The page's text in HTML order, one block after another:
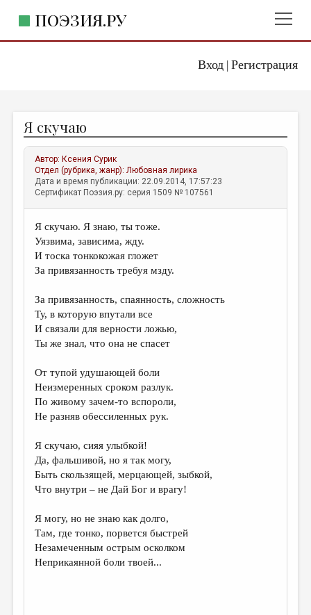
Вход| Регистрация
ПОЭЗИЯ.РУ
ЖАНРЫ
АВТОРЫ
КОММЕНТАРИИ
ЛИТСАЛОН
НОВОСТИ
ПРАВИЛА САЙТА
ИЗБРАННОЕ
ДАЙДЖЕСТ
ПЕРЕВОДЫ
КОНКУРСЫ
КНИЖНАЯ ПОЛКА
ОБЗОР ЛИТЕРАТУРЫ
ОБЪЯВЛЕНИЯ
КОЛОНКА РЕДАКТОРА
Я скучаю
Автор: Ксения Сурик
Отдел (рубрика, жанр):Любовная лирика
Дата и время публикации: 22.09.2014, 17:57:23
Сертификат Поэзия.ру: серия 1509 № 107561
Я скучаю. Я знаю, ты тоже.
Уязвима, зависима, жду.
И тоска тонкокожая гложет
За привязанность требуя мзду.
За привязанность, спаянность, сложность
Ту, в которую впутали все
И связали для верности ложью,
Ты же знал, что она не спасет
От тупой удушающей боли
Неизмеренных сроком разлук.
По живому зачем-то вспороли,
Не разняв обессиленных рук.
Я скучаю, сияя улыбкой!
Да, фальшивой, но я так могу,
Быть скользящей, мерцающей, зыбкой,
Что внутри – не Дай Бог и врагу!
Я могу, но не знаю как долго,
Там, где тонко, порвется быстрей
Незамеченным острым осколком
Неприкаянной боли твоей...